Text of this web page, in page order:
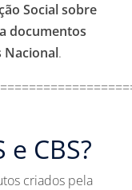
Social sobre
documentos
Nacional.
CBS?
criados pela